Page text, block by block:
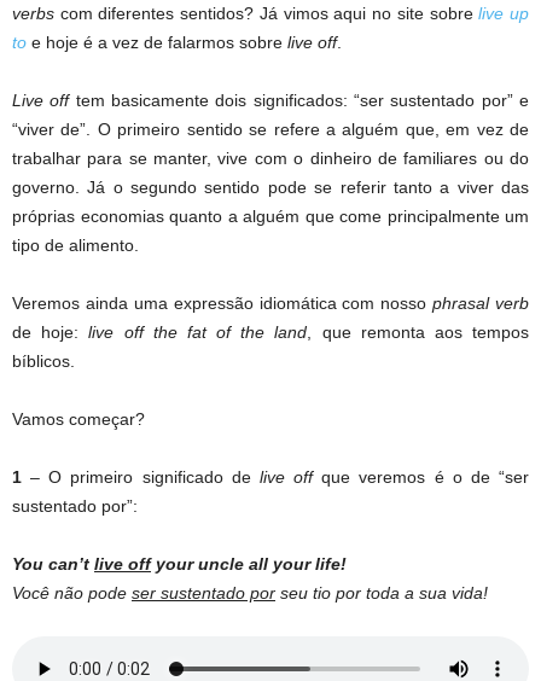
verbs com diferentes sentidos? Já vimos aqui no site sobrelive up
to e hoje é a vez de falarmos sobre live off.
Live off tem basicamente dois significados: “ser sustentado por” e
“viver de”. O primeiro sentido se refere a alguém que, em vez de
trabalhar para se manter, vive com o dinheiro de familiares ou do
governo. Já o segundo sentido pode se referir tanto a viver das
próprias economias quanto a alguém que come principalmente um
tipo de alimento.
Veremos ainda uma expressão idiomática com nossophrasal verb
de hoje:live off the fat of the land , que remonta aos tempos
bíblicos.
Vamos começar?
1 – O primeiro significado de live offque veremos é o de “ser
sustentado por”:
You can’t live offyour uncle all your life!
Você não pode ser sustentado por seu tio por toda a sua vida!